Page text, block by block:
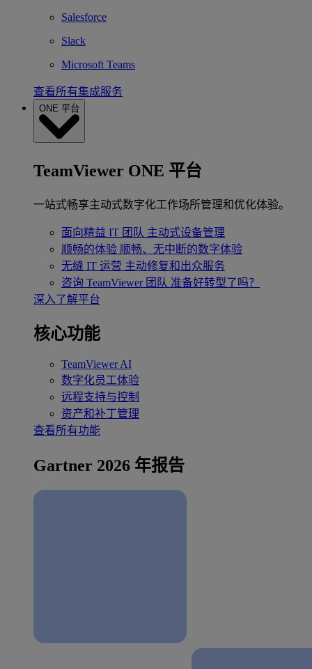
Salesforce
Slack
Microsoft Teams
查看所有集成服务
ONE 平台
TeamViewer ONE 平台
一站式畅享主动式数字化工作场所管理和优化体验。
面向精益 IT 团队 主动式设备管理
顺畅的体验 顺畅、无中断的数字体验
无缝 IT 运营 主动修复和出众服务
咨询 TeamViewer 团队 准备好转型了吗？
深入了解平台
核心功能
TeamViewer AI
数字化员工体验
远程支持与控制
资产和补丁管理
查看所有功能
Gartner 2026 年报告